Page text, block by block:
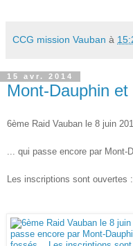
CCG mission Vauban à
15 avr. 2014
Mont-Dauphin
6ème Raid Vauban le 8 juin
... qui passe encore par Mont-
Les inscriptions sont ouvertes :